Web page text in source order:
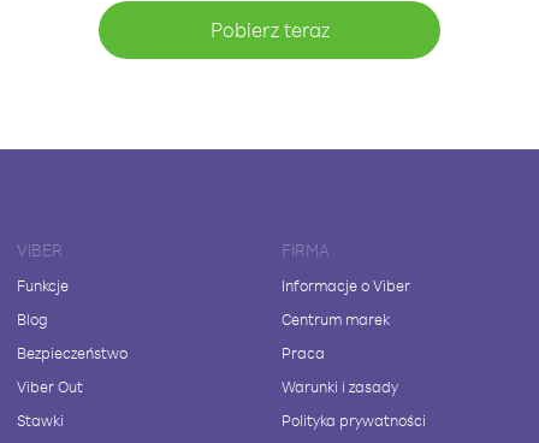
Pobierz teraz
VIBER
Funkcje
Blog
Bezpieczeństwo
Viber Out
Stawki
FIRMA
Informacje o Viber
Centrum marek
Praca
Warunki i zasady
Polityka prywatności